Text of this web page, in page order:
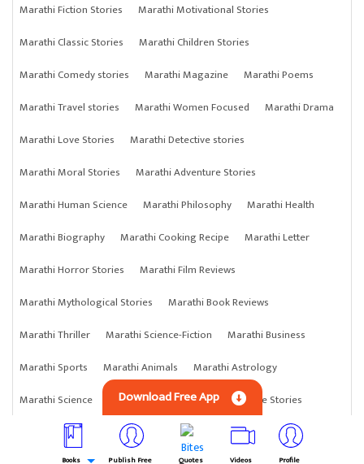
Marathi Fiction Stories
Marathi Motivational Stories
Marathi Classic Stories
Marathi Children Stories
Marathi Comedy stories
Marathi Magazine
Marathi Poems
Marathi Travel stories
Marathi Women Focused
Marathi Drama
Marathi Love Stories
Marathi Detective stories
Marathi Moral Stories
Marathi Adventure Stories
Marathi Human Science
Marathi Philosophy
Marathi Health
Marathi Biography
Marathi Cooking Recipe
Marathi Letter
Marathi Horror Stories
Marathi Film Reviews
Marathi Mythological Stories
Marathi Book Reviews
Marathi Thriller
Marathi Science-Fiction
Marathi Business
Marathi Sports
Marathi Animals
Marathi Astrology
Marathi Science
Marathi Anything Marathi Crime Stories
Download Free App
Books Publish Free Quotes Videos Profile